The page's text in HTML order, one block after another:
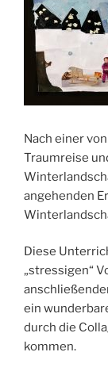
Nach einer
Traumreise
angehenden
Diese
„stressigen“
ein
durch die
kommen.